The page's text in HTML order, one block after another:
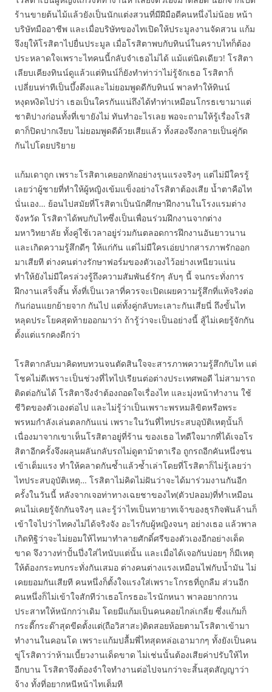
ร้านขายต้นไม้แล้วยังเป็นนักแต่งสวนที่มีฝีมือดีคนหนึ่งไม่น้อย หน้า
บริษัทมืออาชีพ และเมื่อบริษัทของไทเปิดให้ประมูลงานจัดสวน แก้ม
จึงยุให้โรสิตาไปยื่นประมูล เมื่อโรสิตาพบกับทินน์ในคราบไทก็ต้อง
ประหลาดใจเพราะไทคนนี้กลับจำเธอไม่ได้ แม้แต่นิดเดียว! โรสิตา
เลียบเคียงทินน์ดูแล้วแต่ทินน์ก็ยังทำท่าว่าไม่รู้จักเธอ โรสิตาก็
เปลี่ยนท่าทีเป็นบึ้งตึงและไม่ยอมพูดดีกับทินน์ พาลทำให้ทินน์
หงุดหงิดไปว่า เธอเป็นใครกันแน่ถึงได้ทำท่าเหมือนโกรธเขามาแต่
ชาติปางก่อนทั้งที่เขายังไม่ ทันทำอะไรเลย พอจะถามให้รู้เรื่องโรสิ
ตาก็ปิดปากเงียบ ไม่ยอมพูดดีด้วยเสียแล้ว ทั้งสองจึงกลายเป็นคู่กัด
กันไปโดยปริยาย
แก้มเดาถูก เพราะโรสิตาเคยอกหักอย่างรุนแรงจริงๆ แต่ไม่มีใครรู้
เลยว่าผู้ชายที่ทำให้ผู้หญิงเข้มแข็งอย่างโรสิตาต้องเสีย น้ำตาคือไท
นั่นเอง… ย้อนไปสมัยที่โรสิตาเป็นนักศึกษาฝึกงานในโรงแรมต่าง
จังหวัด โรสิตาได้พบกับไทซึ่งเป็นเพื่อนร่วมฝึกงานจากต่าง
มหาวิทยาลัย ทั้งคู่ใช้เวลาอยู่ร่วมกันตลอดการฝึกงานอันยาวนาน
และเกิดความรู้สึกดีๆ ให้แก่กัน แต่ไม่มีใครเอ่ยปากสารภาพรักออก
มาเสียที ต่างคนต่างรักษาฟอร์มของตัวเองไว้อย่างเหนียวแน่น
ทำให้ยังไม่มีใครล่วงรู้ถึงความสัมพันธ์รักๆ ลับๆ นี้ จนกระทั่งการ
ฝึกงานเสร็จสิ้น ทั้งที่เป็นเวลาที่ควรจะเปิดเผยความรู้สึกที่แท้จริงต่อ
กันก่อนแยกย้ายจาก กันไป แต่ทั้งคู่กลับทะเลาะกันเสียนี่ ถึงขั้นไท
หลุดประโยคสุดท้ายออกมาว่า ถ้ารู้ว่าจะเป็นอย่างนี้ สู้ไม่เคยรู้จักกัน
ตั้งแต่แรกคงดีกว่า
โรสิตากลับมาคิดทบทวนจนตัดสินใจจะสารภาพความรู้สึกกับไท แต่
โชคไม่ดีเพราะเป็นช่วงที่ไทไปเรียนต่อต่างประเทศพอดี ไม่สามารถ
ติดต่อกันได้ โรสิตาจึงจำต้องถอดใจเรื่องไท และมุ่งหน้าทำงาน ใช้
ชีวิตของตัวเองต่อไป และไม่รู้ว่าเป็นเพราะพรหมลิขิตหรือพระ
พรหมกำลังเล่นตลกกันแน่ เพราะในวันที่ไทประสบอุบัติเหตุนั้นก็
เนื่องมาจากเขาเห็นโรสิตาอยู่ที่ร้าน ของเธอ ไทดีใจมากที่ได้เจอโร
สิตาอีกครั้งจึงผลุนผลันกลับรถไม่ดูตาม้าตาเรือ ถูกรถอีกคันหนึ่งชน
เข้าเต็มแรง ทำให้คลาดกันซ้ำแล้วซ้ำเล่าโดยที่โรสิตาก็ไม่รู้เลยว่า
ไทประสบอุบัติเหตุ… โรสิตาไม่คิดไม่ฝันว่าจะได้มาร่วมงานกันอีก
ครั้งในวันนี้ หลังจากเจอท่าทางเฉยชาของไท(ตัวปลอม)ที่ทำเหมือน
คนไม่เคยรู้จักกันจริงๆ และรู้ว่าไทเป็นทายาทเจ้าของธุรกิจพันล้านก็
เข้าใจไปว่าไทคงไม่ได้จริงจัง อะไรกับผู้หญิงจนๆ อย่างเธอ แล้วพาล
เกิดทิฐิว่าจะไม่ยอมให้ไทมาทำลายศักดิ์ศรีของตัวเองอีกอย่างเด็ด
ขาด จึงวางท่าปั้นปึ่งใส่ไทนับแต่นั้น และเมื่อได้เจอกันบ่อยๆ ก็มีเหตุ
ให้ต้องกระทบกระทั่งกันเสมอ ต่างคนต่างแรงเหมือนไฟกับน้ำมัน ไม่
เคยยอมกันเสียที คนหนึ่งก็ตั้งใจแรงใส่เพราะโกรธที่ถูกลืม ส่วนอีก
คนหนึ่งก็ไม่เข้าใจสักทีว่าเธอโกรธอะไรนักหนา พาลอยากกวน
ประสาทให้หนักกว่าเดิม โดยมีแก้มเป็นคนคอยไกล่เกลี่ย ซึ่งแก้มก็
กระดี๊กระด๊าสุดขีดตั้งแต่(ถือวิสาสะ)ติดสอยห้อยตามโรสิตาเข้ามา
ทำงานในคอนโด เพราะแก้มปลื้มพี่ไทสุดหล่อเอามากๆ ทั้งยังเป็นคน
ขู่โรสิตาว่าห้ามเบี้ยวงานเด็ดขาด ไม่เช่นนั้นต้องเสียค่าปรับให้ไท
อีกบาน โรสิตาจึงต้องจำใจทำงานต่อไปจนกว่าจะสิ้นสุดสัญญาว่า
จ้าง ทั้งที่อยากหนีหน้าไทเต็มที